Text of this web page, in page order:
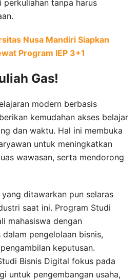
tanpa harus
Nusa Mandiri Siapkan
Program IEP 3+1
Gas!
modern berbasis
kemudahan akses belajar
dan waktu. Hal ini membuka
untuk meningkatkan
wawasan, serta mendorong
ditawarkan pun selaras
saat ini. Program Studi
mahasiswa dengan
pengelolaan bisnis,
keputusan.
Bisnis Digital fokus pada
untuk pengembangan usaha,